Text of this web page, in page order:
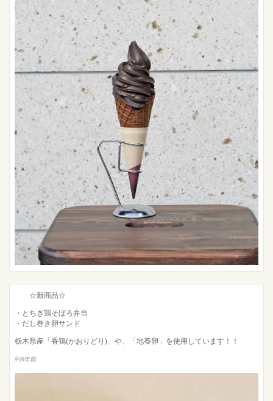
☆新商品☆
・とちぎ鶏そぼろ弁当
・だし巻き卵サンド
栃木県産「香鶏(かおりどり)」や、「地養卵」を使用しています！！
約8年前